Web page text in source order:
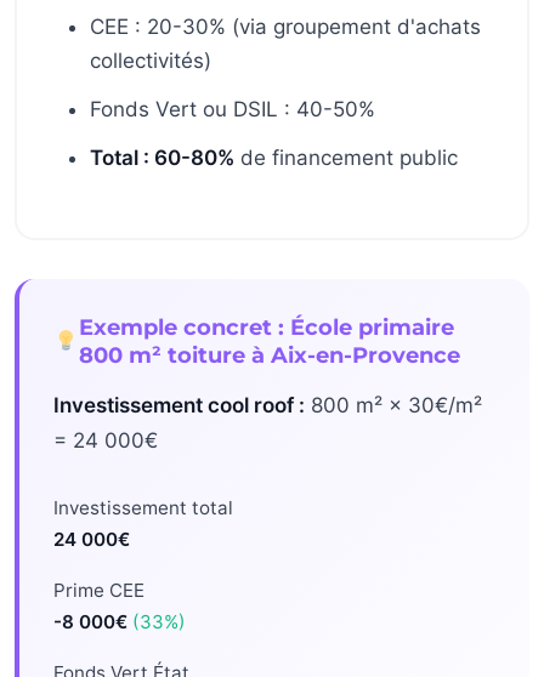
CEE : 20-30% (via groupement d'achats
collectivités)
Fonds Vert ou DSIL : 40-50%
Total : 60-80% de financement public
Exemple concret : École primaire
800 m² toiture à Aix-en-Provence
Investissement cool roof : 800 m² × 30€/m²
= 24 000€
Investissement total
24 000€
Prime CEE
-8 000€ (33%)